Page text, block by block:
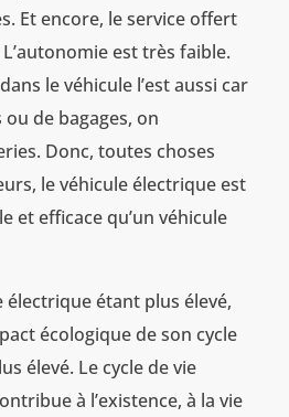
Et encore, le service offert
est très faible.
le véhicule l’est aussi car
de bagages, on
Donc, toutes choses
le véhicule électrique est
et efficace qu’un véhicule
électrique étant plus élevé,
écologique de son cycle
élevé. Le cycle de vie
à l’existence, à la vie